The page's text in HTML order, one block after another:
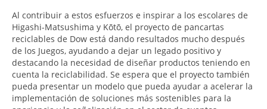
Al contribuir a estos esfuerzos e inspirar a los escolares de
Higashi-Matsushima y Kōtō, el proyecto de pancartas
reciclables de Dow está dando resultados mucho después
de los Juegos, ayudando a dejar un legado positivo y
destacando la necesidad de diseñar productos teniendo en
cuenta la reciclabilidad. Se espera que el proyecto también
pueda presentar un modelo que pueda ayudar a acelerar la
implementación de soluciones más sostenibles para la